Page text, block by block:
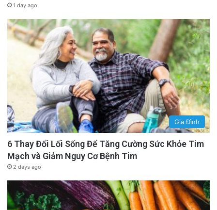
1 day ago
Gia Đình
6 Thay Đổi Lối Sống Để Tăng Cường Sức Khỏe Tim
Mạch và Giảm Nguy Cơ Bệnh Tim
2 days ago